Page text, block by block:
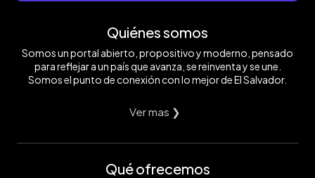
Quiénes somos
Somos un portal abierto, propositivo y moderno, pensado
para reflejar a un país que avanza, se reinventa y se une.
Somos el punto de conexión con lo mejor de El Salvador.
Ver mas ❯
Qué ofrecemos